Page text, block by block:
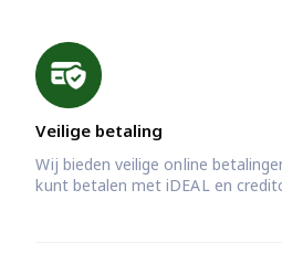
Veilige betaling
Wij bieden veilige online
kunt betalen met iDEAL en